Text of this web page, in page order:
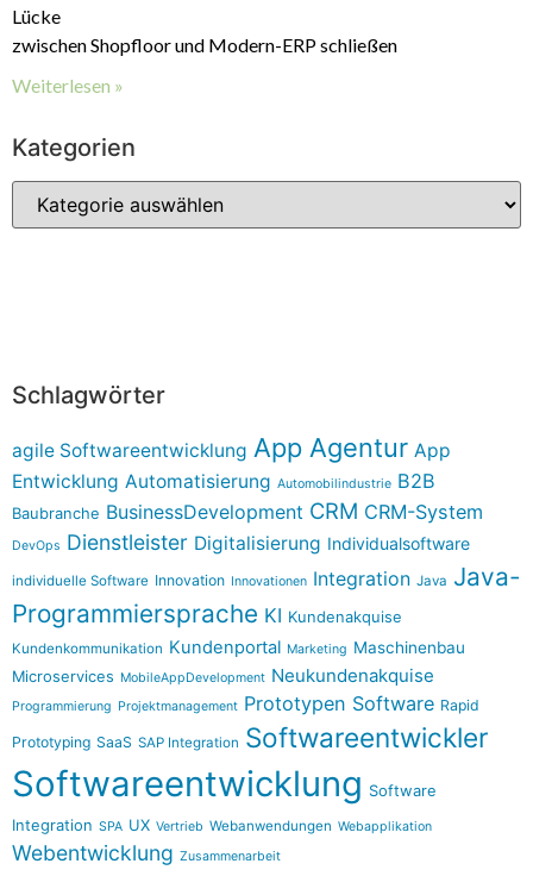
Lücke
zwischen Shopfloor und Modern-ERP schließen
Weiterlesen »
Kategorien
Schlagwörter
agile Softwareentwicklung App Agentur App
Entwicklung Automatisierung Automobilindustrie B2B
Baubranche BusinessDevelopment CRM CRM-System
DevOps Dienstleister Digitalisierung Individualsoftware
individuelle Software Innovation Innovationen Integration Java Java-
Programmiersprache KI Kundenakquise
Kundenkommunikation Kundenportal Marketing Maschinenbau
Microservices MobileAppDevelopment Neukundenakquise
Programmierung Projektmanagement Prototypen Software Rapid
Prototyping SaaS SAP Integration Softwareentwickler
Softwareentwicklung Software
Integration SPA UX Vertrieb Webanwendungen Webapplikation
Webentwicklung Zusammenarbeit